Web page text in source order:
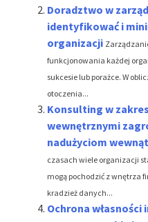
Doradztwo w
identyfikować i
organizacji
funkcjonowania każdej
sukcesie lub porażce. W
otoczenia...
Konsulting w
wewnętrznymi
nadużyciom
czasach wiele organizacji
mogą pochodzić z wnętrza
kradzież danych...
Ochrona